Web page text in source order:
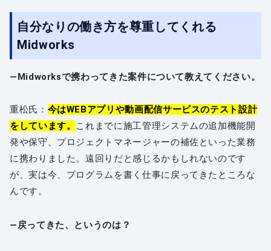
自分なりの働き方を尊重してくれる
Midworks
―Midworksで携わってきた案件について教えてください。
重松氏： 今はWEBアプリや動画配信サービスのテスト設計
をしています。 これまでに施工管理システムの追加機能開
発や保守、プロジェクトマネージャーの補佐といった業務
に携わりました。遠回りだと感じるかもしれないのです
が、実は今、プログラムを書く仕事に戻ってきたところな
んです。
―戻ってきた、というのは？